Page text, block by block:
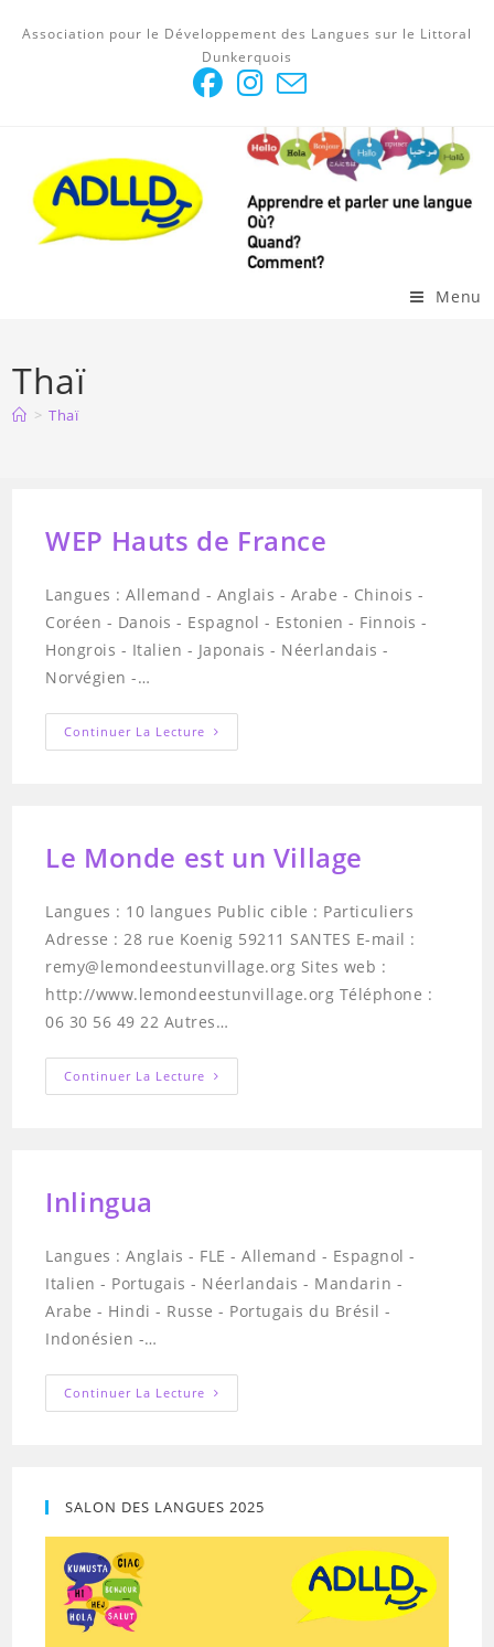
Association pour le Développement des Langues sur le Littoral
Dunkerquois
Menu
Thaï
> Thaï
WEP Hauts de France
Langues : Allemand - Anglais - Arabe - Chinois -
Coréen - Danois - Espagnol - Estonien - Finnois -
Hongrois - Italien - Japonais - Néerlandais -
Norvégien -…
Continuer La Lecture WEP
Hauts
Le Monde est un Village
Langues : 10 langues Public cible : Particuliers
Adresse : 28 rue Koenig 59211 SANTES E-mail :
remy@lemondeestunvillage.org Sites web :
http://www.lemondeestunvillage.org Téléphone :
06 30 56 49 22 Autres…
Continuer La Lecture Le
Monde
Inlingua
Langues : Anglais - FLE - Allemand - Espagnol -
Italien - Portugais - Néerlandais - Mandarin -
Arabe - Hindi - Russe - Portugais du Brésil -
Indonésien -…
Continuer La Lecture Inlingua
SALON DES LANGUES 2025